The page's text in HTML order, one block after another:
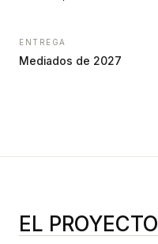
ENTREGA
Mediados de 2027
EL PROYECTO